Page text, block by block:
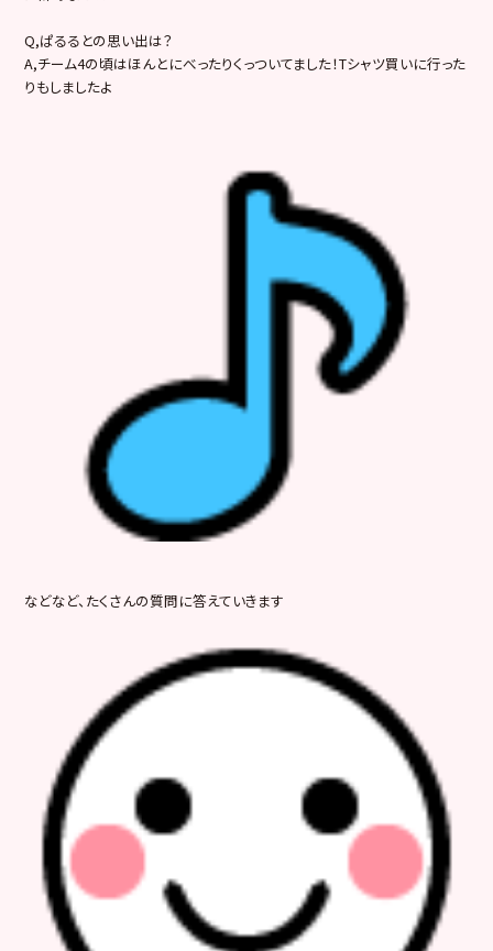
Q,ぱるるとの思い出は？
A,チーム4の頃はほんとにべったりくっついてました！Tシャツ買いに行った
りもしましたよ
などなど、たくさんの質問に答えていきます